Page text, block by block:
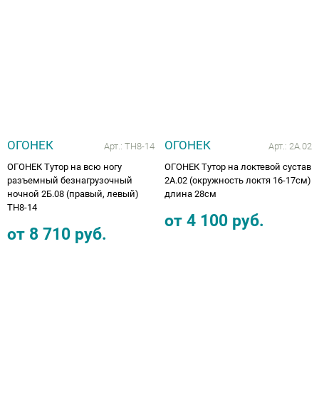
ОГОНЕК Арт.: ТН8-14
ОГОНЕК Тутор на всю ногу
разъемный безнагрузочный
ночной 2Б.08 (правый, левый)
ТН8-14
от 8 710 руб.
ОГОНЕК Арт.: 2А.02
ОГОНЕК Тутор на локтевой сустав
2А.02 (окружность локтя 16-17см)
длина 28см
от 4 100 руб.